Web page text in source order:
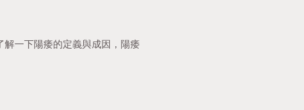
解一下陽痿的定義與成因，陽痿